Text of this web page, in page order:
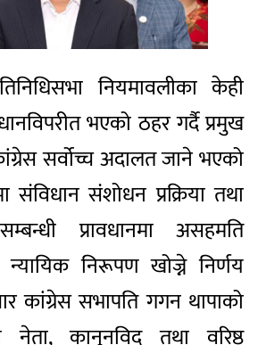
नियमावलीका केही
भएको ठहर गर्दै प्रमुख
सर्वोच्च अदालत जाने भएको
संविधान संशोधन प्रक्रिया तथा
प्रावधानमा असहमति
निरूपण खोज्ने निर्णय
कांग्रेस सभापति गगन थापाको
नेता, कानुनविद् तथा वरिष्ठ